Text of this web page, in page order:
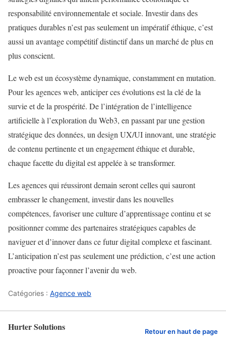
responsabilité environnementale et sociale. Investir dans des
pratiques durables n’est pas seulement un impératif éthique, c’est
aussi un avantage compétitif distinctif dans un marché de plus en
plus conscient.
Le web est un écosystème dynamique, constamment en mutation.
Pour les agences web, anticiper ces évolutions est la clé de la
survie et de la prospérité. De l’intégration de l’intelligence
artificielle à l’exploration du Web3, en passant par une gestion
stratégique des données, un design UX/UI innovant, une stratégie
de contenu pertinente et un engagement éthique et durable,
chaque facette du digital est appelée à se transformer.
Les agences qui réussiront demain seront celles qui sauront
embrasser le changement, investir dans les nouvelles
compétences, favoriser une culture d’apprentissage continu et se
positionner comme des partenaires stratégiques capables de
naviguer et d’innover dans ce futur digital complexe et fascinant.
L’anticipation n’est pas seulement une prédiction, c’est une action
proactive pour façonner l’avenir du web.
Catégories : Agence web
Hurter Solutions Retour en haut de page